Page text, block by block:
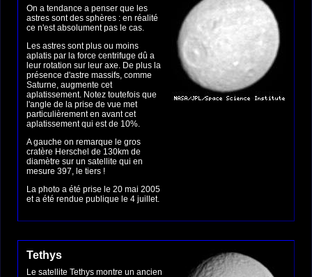
On a tendance a penser que les
astres sont des sphères : en réalité
ce n'est absolument pas le cas.
Les astres sont plus ou moins
aplatis par la force centrifuge dû a
leur rotation sur leur axe. De plus la
présence d'astre massifs, comme
Saturne, augmente cet
aplatissement. Notez toutefois que
l'angle de la prise de vue met
particulièrement en avant cet
aplatissement qui est de 10%.
A gauche on remarque le gros
cratère Herschel de 130km de
diamètre sur un satellite qui en
mesure 397, le tiers !
La photo a été prise le 20 mai 2005
et a été rendue publique le 4 juillet.
Tethys
Le satellite Tethys montre un ancien